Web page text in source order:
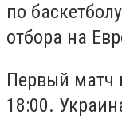
по
отбора на
Первый матч
18:00.